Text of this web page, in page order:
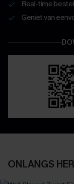
Real-time
Geniet van
ONLANGS